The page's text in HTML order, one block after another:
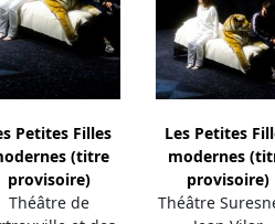
Petites Filles
(titre
provisoire)
Théâtre de
Les Petites
modernes
provisoire)
Théâtre